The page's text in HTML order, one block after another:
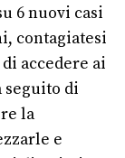
6 nuovi casi
contagiatesi
accedere ai
di
la
e